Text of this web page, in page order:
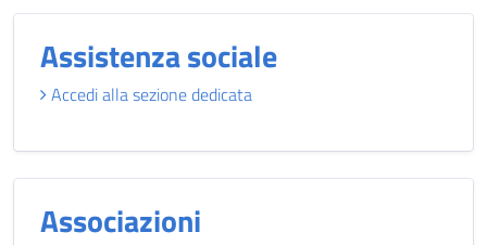
Assistenza sociale
Accedi alla sezione dedicata
Associazioni